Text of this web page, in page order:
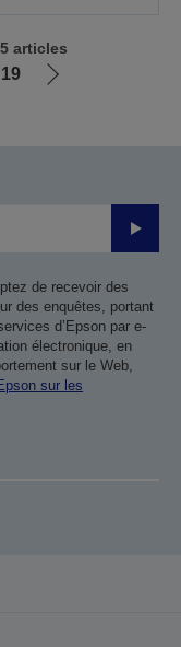
19
Aller
articles
Valider
de recevoir des
des enquêtes, portant
d’Epson par e-
électronique, en
sur le Web,
sur les